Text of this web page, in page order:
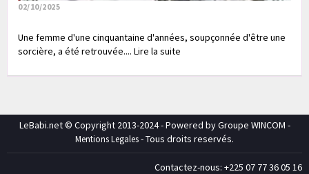
02/10/2025
Une femme d'une cinquantaine d'années, soupçonnée d'être une
sorcière, a été retrouvée.... Lire la suite
LeBabi.net © Copyright 2013-2024 - Powered by Groupe WINCOM -
Mentions Legales- Tous droits reservés.
Contactez-nous: +225 07 77 36 05 16